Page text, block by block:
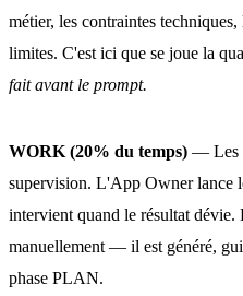
métier, les contraintes
limites. C'est ici que se joue la
fait avant le prompt.
WORK (20% du temps) — Les
supervision. L'App Owner lance
intervient quand le résultat dévie.
manuellement — il est généré,
phase PLAN.